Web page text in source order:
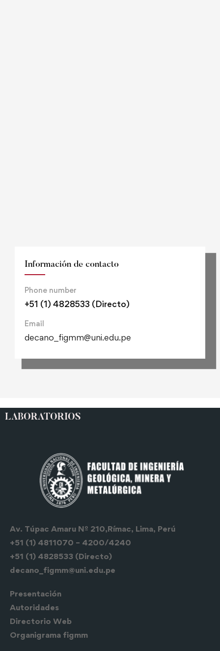
Información de contacto
Phone number
+51 (1) 4828533 (Directo)
Email
decano_figmm@uni.edu.pe
LABORATORIOS
Av. Túpac Amaru Nº 210,Rímac, Lima, Perú
+51 (1) 4811070 – 4200/4240
+51 (1) 4828533 (Directo)
decano_figmm@uni.edu.pe
Presentación
Autoridades
Directorio Web
Organigrama figmm